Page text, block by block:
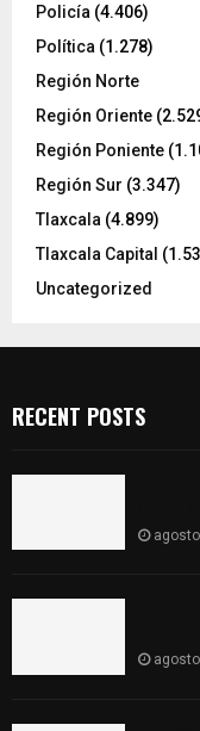
Policía (4.406)
Política (1.278)
Región Norte
Región Oriente
Región Poniente
Región Sur (3.347)
Tlaxcala (4.899)
Tlaxcala Capital
Uncategorized
RECENT POSTS